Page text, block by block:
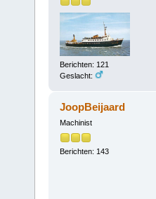
Berichten: 121
Geslacht:
JoopBeijaard
Machinist
Berichten: 143